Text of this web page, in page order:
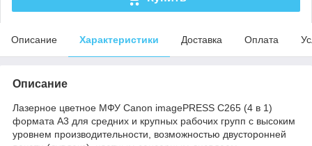
Описание Характеристики Доставка Оплата
Описание
Лазерное цветное МФУ Canon imagePRESS C265 (4 в 1)
формата А3 для средних и крупных рабочих групп с высоким
уровнем производительности, возможностью двусторонней